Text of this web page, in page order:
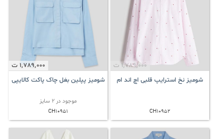
1٬789٬000 ت
شومیز نخ استرایپ قلبی اچ اند ام
CH10952
1٬789٬000 ت
شومیز پپلین بغل چاک پاکت کالایپی
موجود در 2 سایز
CH10951